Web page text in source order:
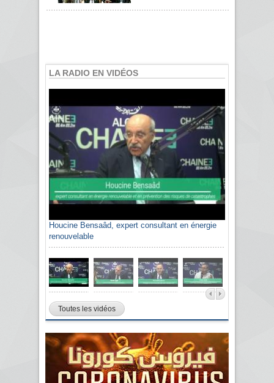
LA RADIO EN VIDÉOS
Houcine Bensaâd, expert consultant en énergie
renouvelable
Toutes les vidéos